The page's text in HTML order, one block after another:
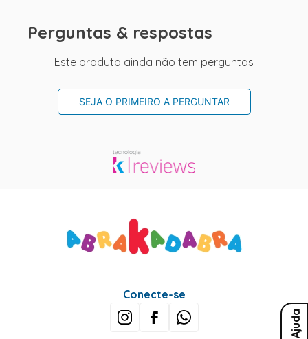
Perguntas & respostas
Este produto ainda não tem perguntas
SEJA O PRIMEIRO A PERGUNTAR
Ajuda
Conecte-se